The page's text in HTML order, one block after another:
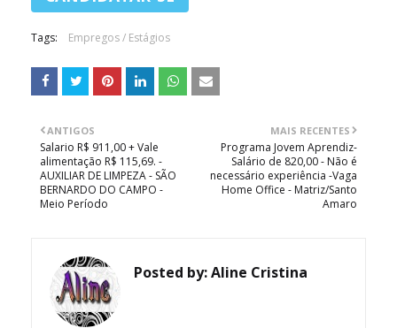
Tags: Empregos / Estágios
MAIS RECENTES
Programa Jovem Aprendiz-
Salário de 820,00 - Não é
necessário experiência -Vaga
Home Office - Matriz/Santo
Amaro
ANTIGOS
Salario R$ 911,00 + Vale
alimentação R$ 115,69. -
AUXILIAR DE LIMPEZA - SÃO
BERNARDO DO CAMPO -
Meio Período
Posted by:Aline Cristina